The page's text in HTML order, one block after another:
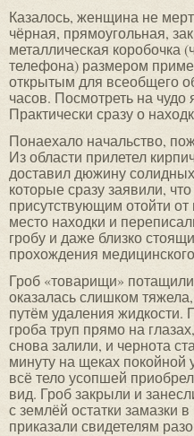
Казалось, женщина не
чёрная, прямоугольная,
металлическая коробочка
телефона) размером
открытым для всеобщего
часов. Посмотреть на чудо
Практически сразу о
Понаехало начальство,
Из области прилетел
доставил дюжину
которые сразу заявили,
присутствующим отойти
место находки и
гробу и даже близко
прохождения
Гроб «товарищи»
оказалась слишком
путём удаления жидкости.
гроба труп прямо на
снова залили, и чернота
минуту на щеках покойной
всё тело усопшей
вид. Гроб закрыли и
с землёй остатки замазки
приказали свидетелям